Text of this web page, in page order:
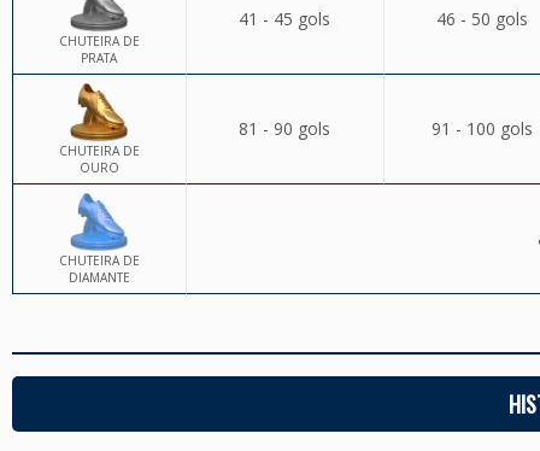
CHUTEIRA DE
PRATA
41 - 45 gols 46 - 50 gols
CHUTEIRA DE
OURO
81 - 90 gols 91 - 100 gols
CHUTEIRA DE
DIAMANTE